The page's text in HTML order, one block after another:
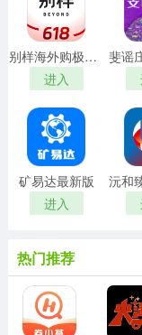
别样海外购极速版
进入
斐谣
矿易达最新版
进入
沅和
热门推荐